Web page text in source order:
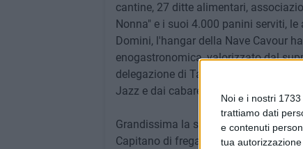
Noi e i nostri 1733
trattiamo dati
e contenuti
tua
cantine, 27 ditte alimentari,
Nonna" e i suoi 4.000 panini serviti,
Domini, l'hangar della Nave Cavour
enogastronomica, valorizzato dal
delegazione di Taranto. La serata è
Jazz e dai cabarettisti del gruppo
Grandissima la soddisfazione del
Capitano di fregata, questo il suo